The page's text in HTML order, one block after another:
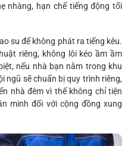
nhàng, hạn chế tiếng động tối
su để không phát ra tiếng kêu.
riêng, không lôi kéo ầm ầm
nếu nhà bạn nằm trong khu
ngũ sẽ chuẩn bị quy trình riêng,
nhà đêm vì thế không chỉ tiện
minh đối với cộng đồng xung